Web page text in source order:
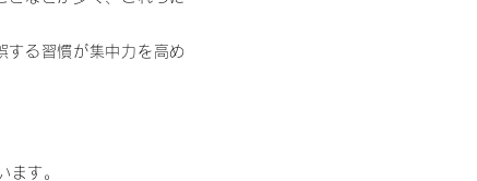
する習慣が集中力を高め
ます。